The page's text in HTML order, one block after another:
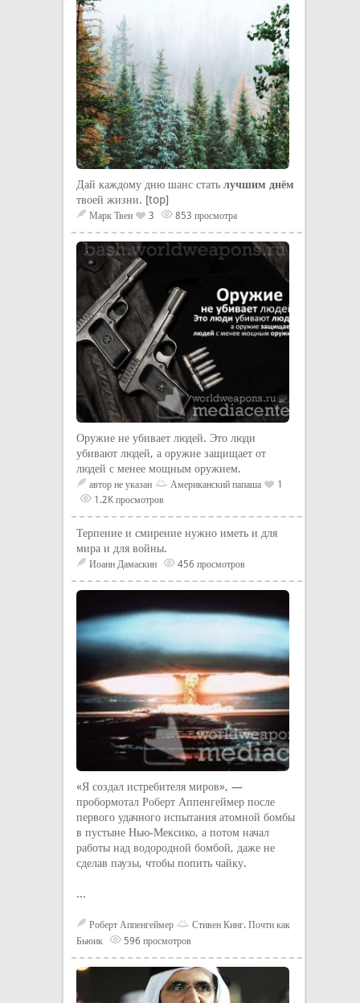
Дай каждому дню шанс стать лучшим днём
твоей жизни. [top]
Марк Твен 3 853 просмотра
Оружие не убивает людей. Это люди
убивают людей, а оружие защищает от
людей с менее мощным оружием.
автор не указан Американский папаша
1
1.2K просмотров
Терпение и смирение нужно иметь и для
мира и для войны.
Иоанн Дамаскин 456 просмотров
«Я создал истребителя миров», —
пробормотал Роберт Аппенгеймер после
первого удачного испытания атомной бомбы
в пустыне Нью-Мексико, а потом начал
работы над водородной бомбой, даже не
сделав паузы, чтобы попить чайку.
...
Роберт Аппенгеймер
Стивен Кинг. Почти как
Бьюик
596 просмотров